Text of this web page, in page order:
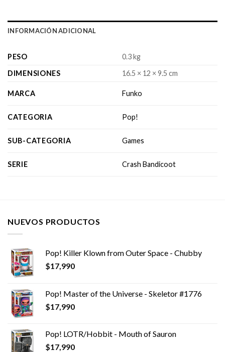
INFORMACIÓN ADICIONAL
PESO
0.3 kg
DIMENSIONES
16.5 × 12 × 9.5 cm
MARCA Funko
CATEGORIA Pop!
SUB-CATEGORIA Games
SERIE Crash Bandicoot
NUEVOS PRODUCTOS
Pop! Killer Klown from Outer Space - Chubby
$17,990
Pop! Master of the Universe - Skeletor #1776
$17,990
Pop! LOTR/Hobbit - Mouth of Sauron
$17,990